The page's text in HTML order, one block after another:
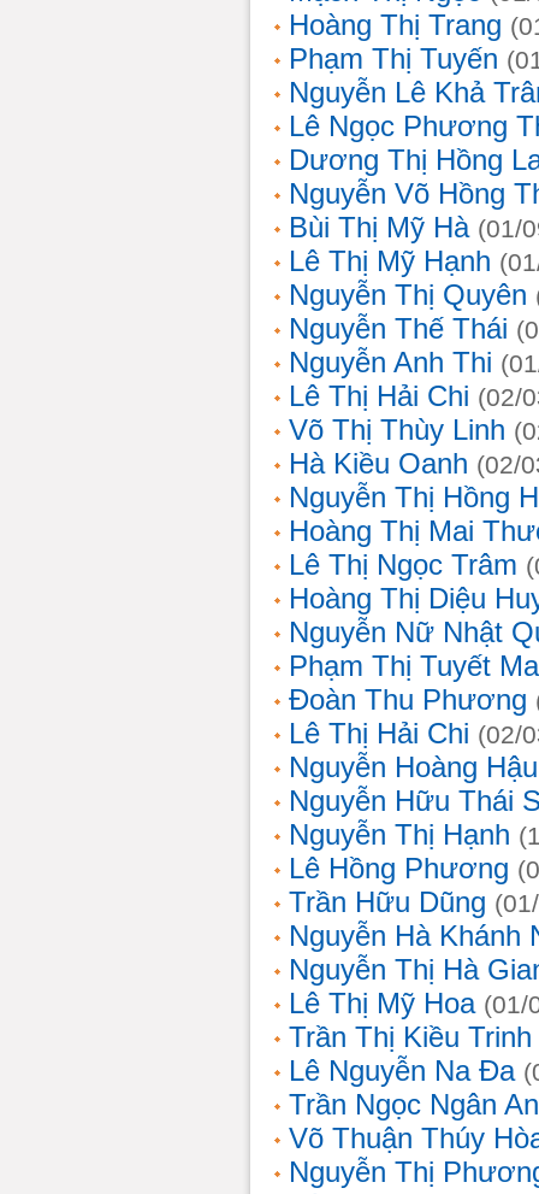
Hoàng Thị Trang
Phạm Thị Tuyến
Nguyễn Lê Khả
Lê Ngọc Phương
Dương Thị Hồng
Nguyễn Võ Hồng
Bùi Thị Mỹ Hà (01/
Lê Thị Mỹ Hạnh
Nguyễn Thị Quyên
Nguyễn Thế Thái
Nguyễn Anh Thi
Lê Thị Hải Chi (02/
Võ Thị Thùy Linh
Hà Kiều Oanh (02/
Nguyễn Thị Hồng
Hoàng Thị Mai
Lê Thị Ngọc Trâm
Hoàng Thị Diệu
Nguyễn Nữ Nhật
Phạm Thị Tuyết
Đoàn Thu Phương
Lê Thị Hải Chi (02/
Nguyễn Hoàng Hậu
Nguyễn Hữu Thái
Nguyễn Thị Hạnh
Lê Hồng Phương
Trần Hữu Dũng
Nguyễn Hà Khánh
Nguyễn Thị Hà
Lê Thị Mỹ Hoa (01/
Trần Thị Kiều Trinh
Lê Nguyễn Na Đa
Trần Ngọc Ngân
Võ Thuận Thúy
Nguyễn Thị